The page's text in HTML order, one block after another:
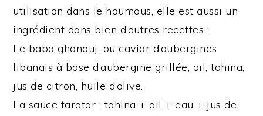
utilisation dans le houmous, elle est aussi un
ingrédient dans bien d’autres recettes :
Le baba ghanouj, ou caviar d’aubergines
libanais à base d’aubergine grillée, ail, tahina,
jus de citron, huile d’olive.
La sauce tarator : tahina + ail + eau + jus de